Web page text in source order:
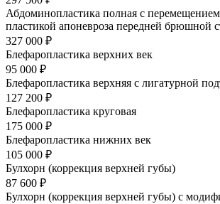
Абдоминопластика полная с
пластикой апоневроза передней брюшной
327 000 ₽
Блефаропластика верхних век
95 000 ₽
Блефаропластика верхняя с лигатурной
127 200 ₽
Блефаропластика круговая
175 000 ₽
Блефаропластика нижних век
105 000 ₽
Булхорн (коррекция верхней губы)
87 600 ₽
Булхорн (коррекция верхней губы) с